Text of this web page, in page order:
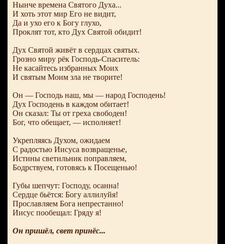
Нынче времена Святого Духа...
И хоть этот мир Его не видит,
Да и ухо его к Богу глухо,
Проклят тот, кто Дух Святой обидит!
Дух Святой живёт в сердцах святых.
Грозно миру рёк Господь-Спаситель:
Не касайтесь избранных Моих
И святым Моим зла не творите!
Он — Господь наш, мы — народ Господень!
Дух Господень в каждом обитает!
Он сказал: Ты от греха свободен!
Бог, что обещает, — исполняет!
Укрепляясь Духом, ожидаем
С радостью Иисуса возвращенье,
Истины светильник поправляем,
Бодрствуем, готовясь к Посещенью!
Губы шепчут: Господу, осанна!
Сердце бьётся: Богу аллилуйя!
Прославляем Бога непрестанно!
Иисус пообещал: Гряду я!
Он пришёл, свет принёс...